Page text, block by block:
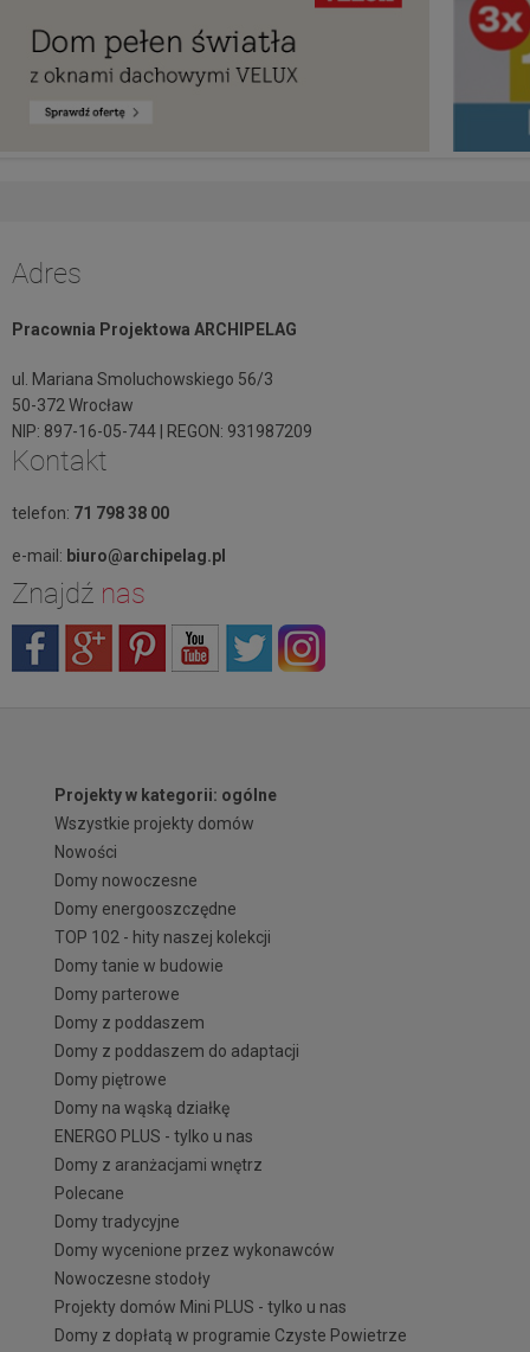
Adres
Pracownia Projektowa ARCHIPELAG
ul. Mariana Smoluchowskiego 56/3
50-372 Wrocław
NIP: 897-16-05-744 | REGON: 931987209
Kontakt
telefon: 71 798 38 00
e-mail: biuro@archipelag.pl
Znajdź nas
Projekty w kategorii: ogólne
Wszystkie projekty domów
Nowości
Domy nowoczesne
Domy energooszczędne
TOP 102 - hity naszej kolekcji
Domy tanie w budowie
Domy parterowe
Domy z poddaszem
Domy z poddaszem do adaptacji
Domy piętrowe
Domy na wąską działkę
ENERGO PLUS - tylko u nas
Domy z aranżacjami wnętrz
Polecane
Domy tradycyjne
Domy wycenione przez wykonawców
Nowoczesne stodoły
Projekty domów Mini PLUS - tylko u nas
Domy z dopłatą w programie Czyste Powietrze